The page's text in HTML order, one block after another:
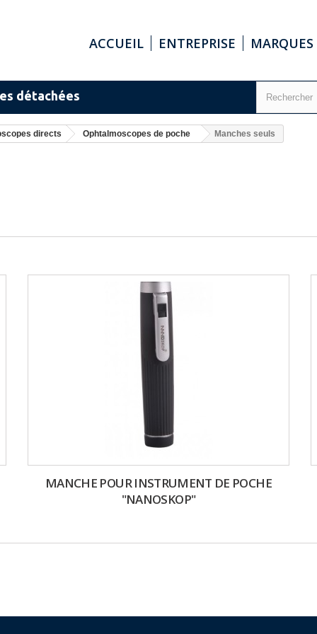
ACCUEIL ENTREPRISE MARQUES
détachées
directs Ophtalmoscopes de poche Manches seuls
MANCHE POUR INSTRUMENT DE POCHE
"NANOSKOP"